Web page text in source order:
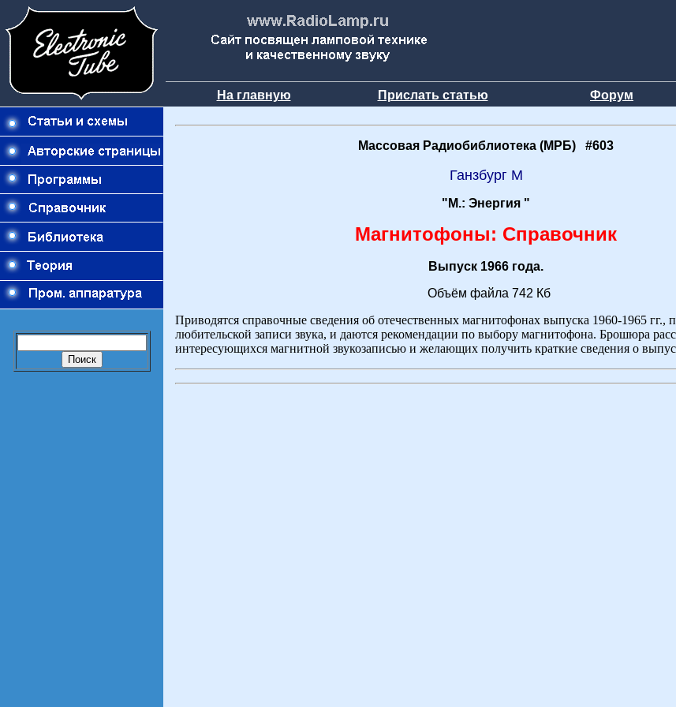
На главную Прислать статью Форум
Массовая Радиобиблиотека (МРБ) #603
Ганзбург М
"М.: Энергия "
Магнитофоны: Справочник
Выпуск 1966 года.
Объём файла 742 Кб
Приводятся справочные сведения об отечественных магнитофонах выпуска 1960-1965 гг.,
любительской записи звука, и даются рекомендации по выбору магнитофона. Брошюра
интересующихся магнитной звукозаписью и желающих получить краткие сведения о